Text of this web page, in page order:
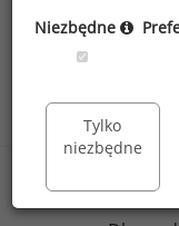
Sklep
Niezbędne
Tylko
niezbędne